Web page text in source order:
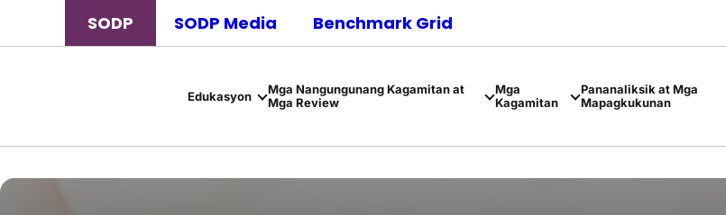
SODP SODP Media Benchmark Grid
Edukasyon
Mga Nangungunang Kagamitan at
Mga Review
Mga
Kagamitan
Pananaliksik at Mga
Mapagkukunan